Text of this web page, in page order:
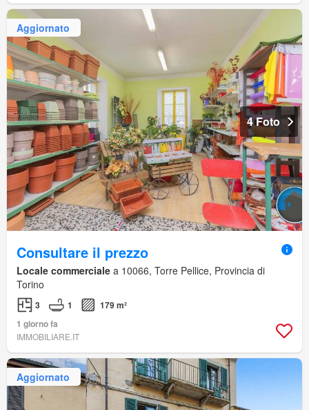
Aggiornato
4 Foto
Consultare il prezzo
Locale commerciale a 10066, Torre Pellice, Provincia di
Torino
3 1
179 m²
1 giorno fa
IMMOBILIARE.IT
Aggiornato